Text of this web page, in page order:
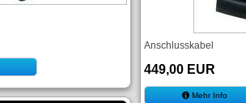
Anschlusskabel
449,00 EUR
Mehr Info